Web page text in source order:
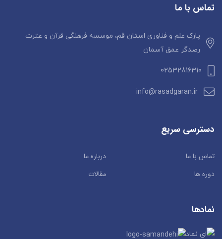
تماس با ما
پارک علم و فناوری استان قم، موسسه فرهنگی قرآن و عترت
رصدگر عمق آسمان
02532816310
info@rasadgaran.ir
دسترسی سریع
تماس با ما
درباره ما
دوره ها
مقالات
نمادها